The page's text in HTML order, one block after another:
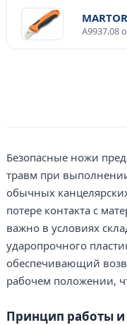
Безопасные ножи
травм при
обычных
потере контакта с
важно в условиях
ударопрочного
обеспечивающий
рабочем положении,
Принцип работы